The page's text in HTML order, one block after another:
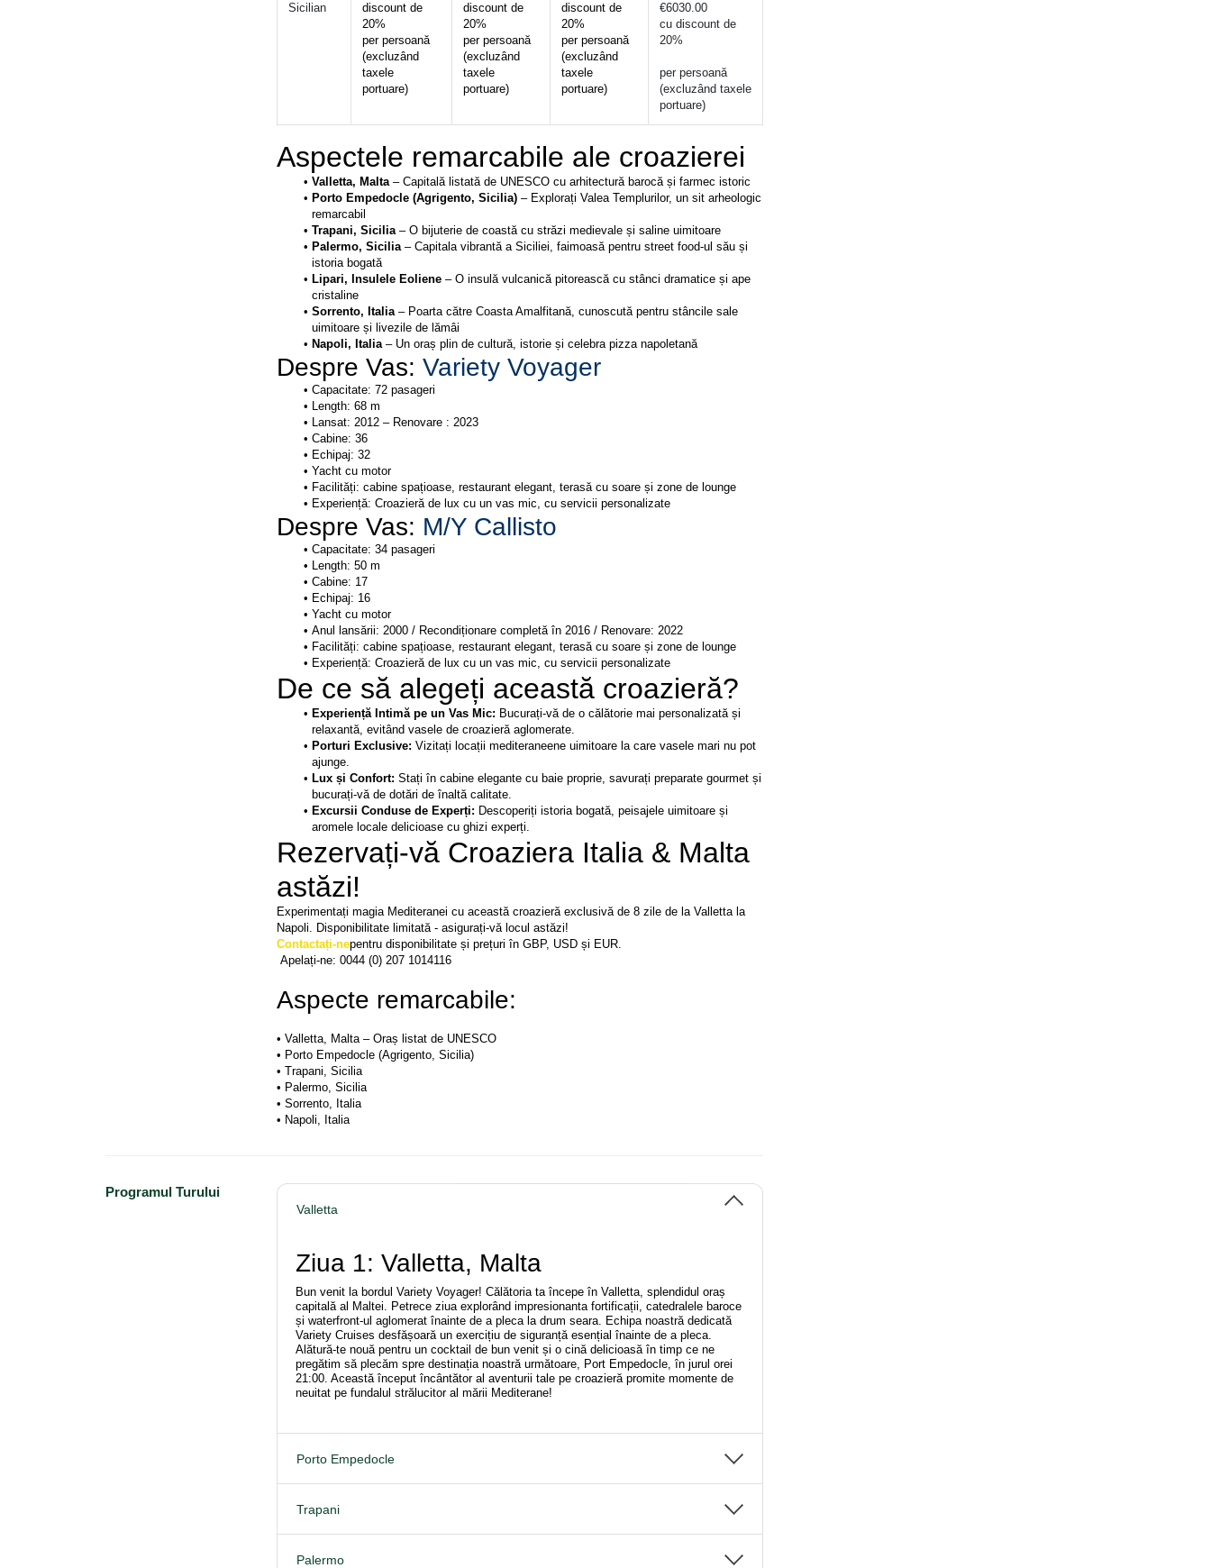
Sicilian
discount de
20%
per persoană
(excluzând
taxele
portuare)
discount de
20%
per persoană
(excluzând
taxele
portuare)
discount de
20%
per persoană
(excluzând
taxele
portuare)
€6030.00
cu discount de
per persoană
(excluzând taxele
portuare)
Aspectele remarcabile ale croazierei
Valletta, Malta – Capitală listată de UNESCO cu arhitectură barocă și farmec istoric
Porto Empedocle (Agrigento, Sicilia) – Explorați Valea Templurilor, un sit arheologic
remarcabil
Trapani, Sicilia – O bijuterie de coastă cu străzi medievale și saline uimitoare
Palermo, Sicilia – Capitala vibrantă a Siciliei, faimoasă pentru street food-ul său și
istoria bogată
Lipari, Insulele Eoliene – O insulă vulcanică pitorească cu stânci dramatice și ape
cristaline
Sorrento, Italia – Poarta către Coasta Amalfitană, cunoscută pentru stâncile sale
uimitoare și livezile de lămâi
Napoli, Italia – Un oraș plin de cultură, istorie și celebra pizza napoletană
Despre Vas: Variety Voyager
Lansat: 2012 – Renovare : 2023
Cabine: 36
Echipaj: 32
Yacht cu motor
Facilități: cabine spațioase, restaurant elegant, terasă cu soare și zone de lounge
Experiență: Croazieră de lux cu un vas mic, cu servicii personalizate
Despre Vas: M/Y Callisto
Cabine: 17
Echipaj: 16
Yacht cu motor
Anul lansării: 2000 / Recondiționare completă în 2016 / Renovare: 2022
Facilități: cabine spațioase, restaurant elegant, terasă cu soare și zone de lounge
Experiență: Croazieră de lux cu un vas mic, cu servicii personalizate
De ce să alegeți această croazieră?
Experiență Intimă pe un Vas Mic: Bucurați-vă de o călătorie mai personalizată și
relaxantă, evitând vasele de croazieră aglomerate.
Porturi Exclusive: Vizitați locații mediteraneene uimitoare la care vasele mari nu pot
ajunge.
Lux și Confort: Stați în cabine elegante cu baie proprie, savurați preparate gourmet și
bucurați-vă de dotări de înaltă calitate.
Excursii Conduse de Experți: Descoperiți istoria bogată, peisajele uimitoare și
aromele locale delicioase cu ghizi experți.
Rezervați-vă Croaziera Italia & Malta
astăzi!
Experimentați magia Mediteranei cu această croazieră exclusivă de 8 zile de la Valletta la
Napoli. Disponibilitate limitată - asigurați-vă locul astăzi!
Contactați-nepentru disponibilitate și prețuri în GBP, USD și EUR.
Apelați-ne: 0044 (0) 207 1014116
Aspecte remarcabile:
• Valletta, Malta – Oraș listat de UNESCO
• Porto Empedocle (Agrigento, Sicilia)
• Trapani, Sicilia
• Palermo, Sicilia
• Sorrento, Italia
• Napoli, Italia
Programul Turului
Valletta
Ziua 1: Valletta, Malta
Bun venit la bordul Variety Voyager! Călătoria ta începe în Valletta, splendidul oraș
capitală al Maltei. Petrece ziua explorând impresionanta fortificații, catedralele baroce
și waterfront-ul aglomerat înainte de a pleca la drum seara. Echipa noastră dedicată
Variety Cruises desfășoară un exercițiu de siguranță esențial înainte de a pleca.
Alătură-te nouă pentru un cocktail de bun venit și o cină delicioasă în timp ce ne
pregătim să plecăm spre destinația noastră următoare, Port Empedocle, în jurul orei
21:00. Această început încântător al aventurii tale pe croazieră promite momente de
neuitat pe fundalul strălucitor al mării Mediterane!
Porto Empedocle
Trapani
Palermo